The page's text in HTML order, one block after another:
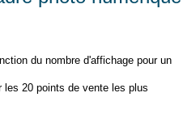
du nombre d'affichage pour un
20 points de vente les plus